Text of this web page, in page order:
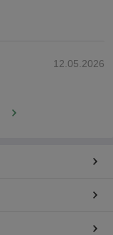
12.05.2026